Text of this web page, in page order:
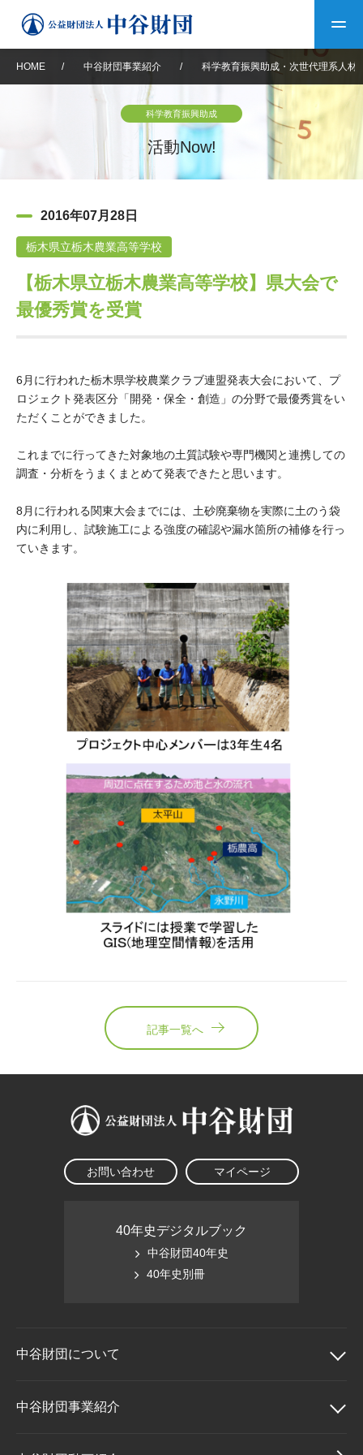
中谷財団について
設立趣意書
沿革 40年史デジタルブック
役員・評議員 公開情報
中谷財団事業紹介
神戸賞 長期大型研究助成
大学院生奨学金
国際学生交流プログラ
ム
科学教育振興助成・
次世代理系人材育成プ
ログラム助成
中谷財団動画紹介
その他情報
アクセス よくあるご質問
サイトマップ 中谷財団アーカイブ
日本語 English
HOME / 中谷財団事業紹介 / 科学教育振興助成・次世代理系人材
科学教育振興助成
活動Now!
2016年07月28日
栃木県立栃木農業高等学校
【栃木県立栃木農業高等学校】県大会で
最優秀賞を受賞
6月に行われた栃木県学校農業クラブ連盟発表大会において、プ
ロジェクト発表区分「開発・保全・創造」の分野で最優秀賞をい
ただくことができました。
これまでに行ってきた対象地の土質試験や専門機関と連携しての
調査・分析をうまくまとめて発表できたと思います。
8月に行われる関東大会までには、土砂廃棄物を実際に土のう袋
内に利用し、試験施工による強度の確認や漏水箇所の補修を行っ
ていきます。
記事一覧へ
お問い合わせ マイページ
40年史デジタルブック
中谷財団40年史
40年史別冊
中谷財団について
中谷財団について
中谷財団事業紹介